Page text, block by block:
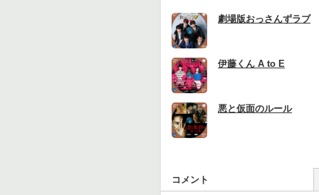
劇場版おっさんずラブ
伊藤くん A to E
悪と仮面のルール
コメント